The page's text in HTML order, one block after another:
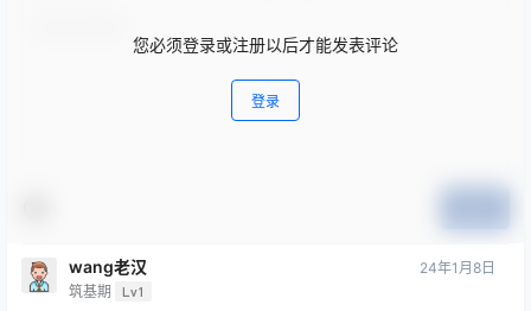
您必须登录或注册以后才能发表评论
登录
wang老汉
筑基期 Lv1
24年1月8日